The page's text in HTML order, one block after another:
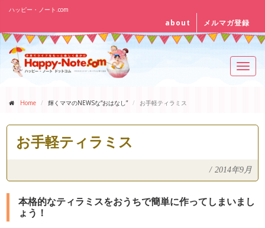
ハッピー・ノート.com
about メルマガ登録
Home 輝くママのNEWSな“おはなし” お手軽ティラミス
お手軽ティラミス
/ 2014年9月
本格的なティラミスをおうちで簡単に作ってしまいまし
ょう！